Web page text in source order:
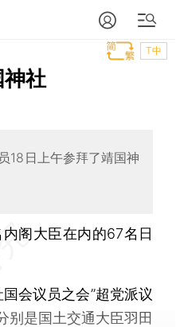
T中
社
18日上午参拜了靖国神
阁大臣在内的67名日
会议员之会”超党派议
别是国土交通大臣羽田